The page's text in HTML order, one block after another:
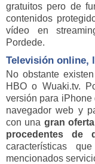
gratuitos pero de
contenidos
vídeo en
Pordede.
Televisión online,
No obstante
HBO o Wuaki.tv.
versión para iPhone
navegador web y
con una gran
procedentes de
características
mencionados